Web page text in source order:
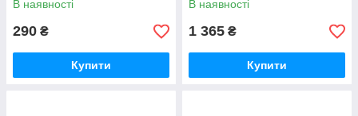
В наявності
290 ₴
Купити
В наявності
1 365 ₴
Купити